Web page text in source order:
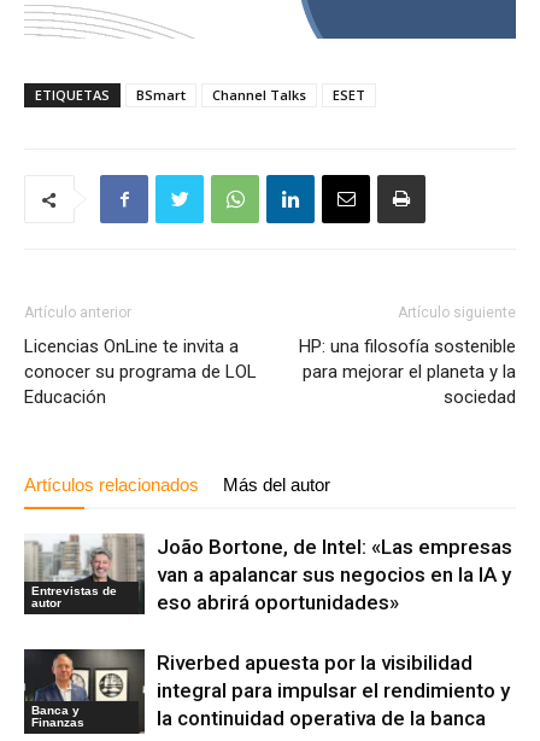
ETIQUETAS BSmart Channel Talks ESET
Artículo anterior
Licencias OnLine te invita a
conocer su programa de LOL
Educación
Artículo siguiente
HP: una filosofía sostenible
para mejorar el planeta y la
sociedad
Artículos relacionados Más del autor
Entrevistas de
autor
João Bortone, de Intel: «Las empresas
van a apalancar sus negocios en la IA y
eso abrirá oportunidades»
Banca y
Finanzas
Riverbed apuesta por la visibilidad
integral para impulsar el rendimiento y
la continuidad operativa de la banca